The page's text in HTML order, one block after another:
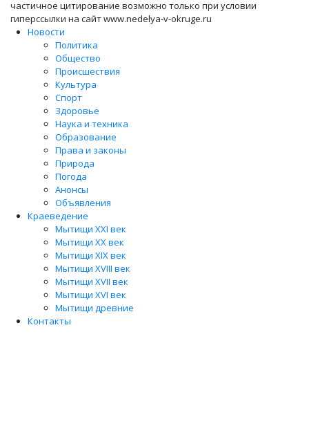
частичное цитирование возможно только при условии
гиперссылки на сайт www.nedelya-v-okruge.ru
Новости
Политика
Общество
Происшествия
Культура
Спорт
Здоровье
Наука и техника
Образование
Права и законы
Природа
Погода
Анонсы
Объявления
Краеведение
Мытищи XXI век
Мытищи XX век
Мытищи XIX век
Мытищи XVIII век
Мытищи XVII век
Мытищи XVI век
Мытищи древние
Контакты